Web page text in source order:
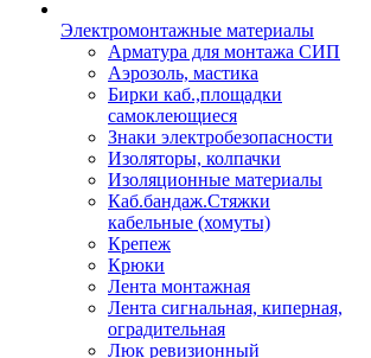
Электромонтажные материалы
Арматура для монтажа СИП
Аэрозоль, мастика
Бирки каб.,площадки
самоклеющиеся
Знаки электробезопасности
Изоляторы, колпачки
Изоляционные материалы
Каб.бандаж.Стяжки
кабельные (хомуты)
Крепеж
Крюки
Лента монтажная
Лента сигнальная, киперная,
оградительная
Люк ревизионный